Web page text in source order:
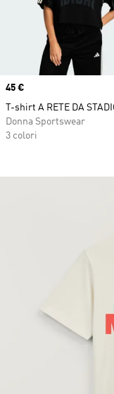
Price
45 €
T-shirt A RETE DA
Donna Sportswear
3 colori